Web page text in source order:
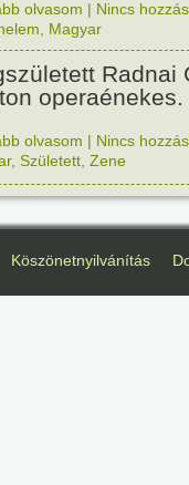
olvasom | Nincs
Magyar
Radnai
operaénekes.
olvasom | Nincs
, Született Zene
Köszönetnyilvánítás